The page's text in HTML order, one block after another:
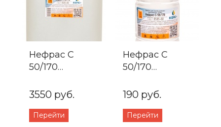
Нефрас С
50/170
3550 руб.
Перейти
Нефрас С
50/170
190 руб.
Перейти